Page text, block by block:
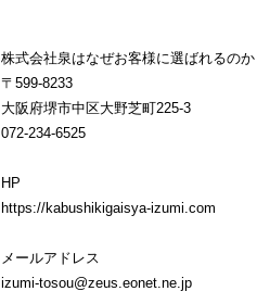
株式会社泉はなぜお客様に選ばれるの
〒599-8233
大阪府堺市中区大野芝町225-3
072-234-6525
HP
https://kabushikigaisya-izumi.com
メールアドレス
izumi-tosou@zeus.eonet.ne.jp